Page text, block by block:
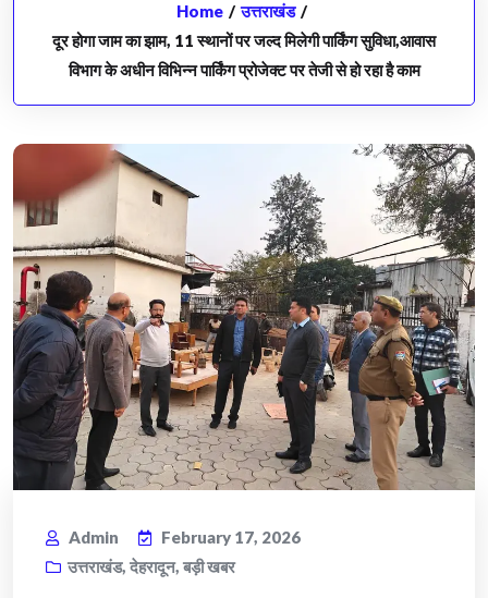
Home / उत्तराखंड /
दूर होगा जाम का झाम, 11 स्थानों पर जल्द मिलेगी पार्किंग सुविधा,आवास
विभाग के अधीन विभिन्न पार्किंग प्रोजेक्ट पर तेजी से हो रहा है काम
Admin
February 17, 2026
उत्तराखंड, देहरादून, बड़ी खबर